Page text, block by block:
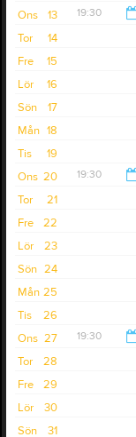
13
Ons 19:30
14
Tor
15
Fre
16
Lör
17
Sön
18
Mån
19
Tis
20
Ons 19:30
21
Tor
22
Fre
23
Lör
24
Sön
25
Mån
26
Tis
27
Ons 19:30
28
Tor
29
Fre
30
Lör
31
Sön